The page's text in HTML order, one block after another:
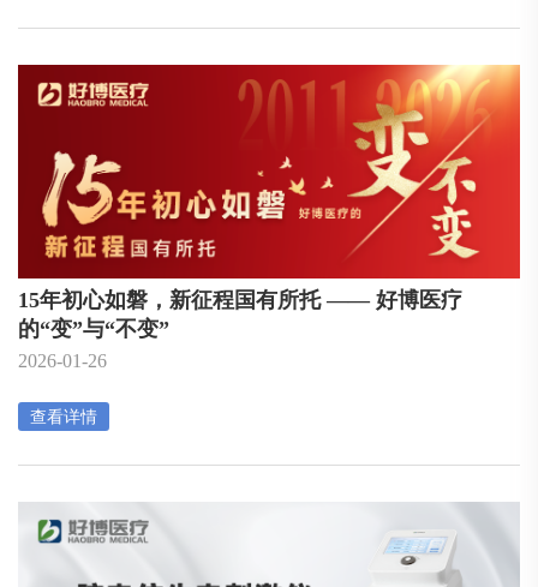
15年初心如磐，新征程国有所托 —— 好博医疗
的“变”与“不变”
2026-01-26
查看详情